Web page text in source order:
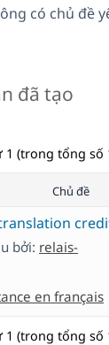
có chủ đề
đã tạo
(trong tổng số
Chủ đề
bởi: relais-
en français
(trong tổng số